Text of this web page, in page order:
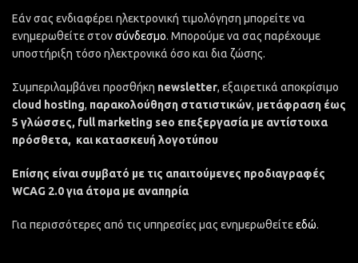
Εάν σας ενδιαφέρει ηλεκτρονική τιμολόγηση μπορείτε να
ενημερωθείτε στονσύνδεσμο. Μπορούμε να σας παρέχουμε
υποστήριξη τόσο ηλεκτρονικά όσο και δια ζώσης.
Συμπεριλαμβάνει προσθήκη newsletter, εξαιρετικά αποκρίσιμο
cloud hosting, παρακολούθηση στατιστικών, μετάφραση έως
5 γλώσσες, full marketing seo επεξεργασία με αντίστοιχα
πρόσθετα, και κατασκευή λογοτύπου
Επίσης είναι συμβατό με τις απαιτούμενες προδιαγραφές
WCAG 2.0 για άτομα με αναπηρία
Για περισσότερες από τις υπηρεσίες μας ενημερωθείτεεδώ.